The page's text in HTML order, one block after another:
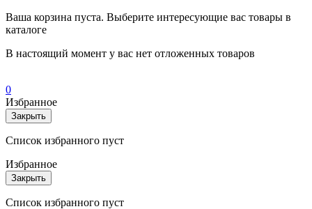
Ваша корзина пуста. Выберите интересующие вас товары в
каталоге
В настоящий момент у вас нет отложенных товаров
0
Избранное
Закрыть
Список избранного пуст
Избранное
Закрыть
Список избранного пуст